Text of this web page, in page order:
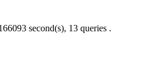
second(s), 13 queries .